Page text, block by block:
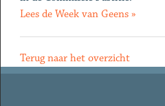
Lees de Week van Geens »
Terug naar het overzicht